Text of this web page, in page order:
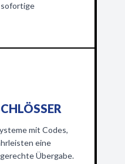
sofortige
mit Codes,
eine
Übergabe.